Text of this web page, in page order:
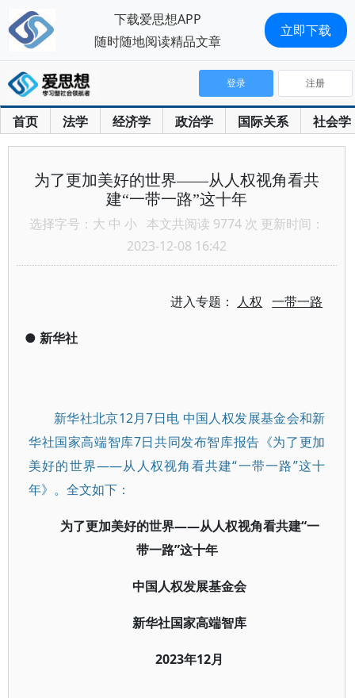
首页 法学 经济学 政治学 国际关系 社会学
登录 注册
为了更加美好的世界——从人权视角看共
建“一带一路”这十年
选择字号： 大 中 小 本文共阅读 9774 次 更新时间：
2023-12-08 16:42
进入专题： 人权 一带一路
● 新华社
新华社北京12月7日电 中国人权发展基金会和新
华社国家高端智库7日共同发布智库报告《为了更加
美好的世界——从人权视角看共建“一带一路”这十
年》。全文如下：
为了更加美好的世界——从人权视角看共建“一
带一路”这十年
中国人权发展基金会
新华社国家高端智库
2023年12月
下载爱思想APP
随时随地阅读精品文章
立即下载